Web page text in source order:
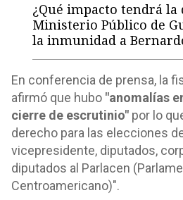
¿Qué impacto tendrá la
Ministerio Público de
la inmunidad a
En conferencia de prensa, la
afirmó que hubo "anomalías
cierre de escrutinio" por lo
derecho para las elecciones
vicepresidente, diputados,
diputados al Parlacen
Centroamericano)".